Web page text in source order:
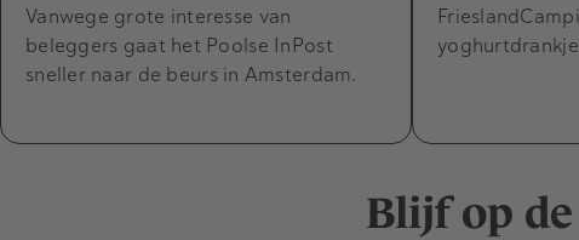
Vanwege grote interesse van
beleggers gaat het Poolse InPost
sneller naar de beurs in Amsterdam.
Blijf op